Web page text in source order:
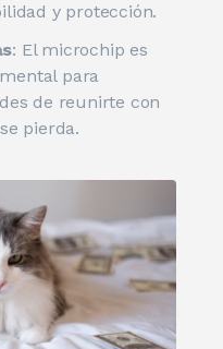
y protección.
: El microchip es
para
de reunirte con
pierda.